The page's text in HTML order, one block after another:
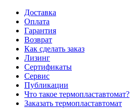
Доставка
Оплата
Гарантия
Возврат
Как сделать заказ
Лизинг
Сертификаты
Сервис
Публикации
Что такое термопластавтомат?
Заказать термопластавтомат